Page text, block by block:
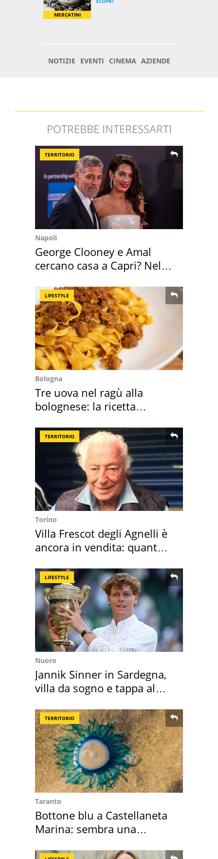
POTREBBE INTERESSARTI
TERRITORIO
Napoli
George Clooney e Amal
cercano casa a Capri? Nel
LIFESTYLE
Bologna
Tre uova nel ragù alla
bolognese: la ricetta
TERRITORIO
Torino
Villa Frescot degli Agnelli è
ancora in vendita: quanto
LIFESTYLE
Nuoro
Jannik Sinner in Sardegna,
villa da sogno e tappa al
TERRITORIO
Taranto
Bottone blu a Castellaneta
Marina: sembra una